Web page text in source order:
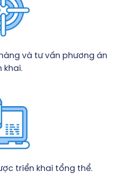
và tư vấn phương án
khai.
triển khai tổng thể.